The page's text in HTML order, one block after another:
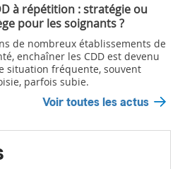
à répétition : stratégie ou
pour les soignants ?
de nombreux établissements de
enchaîner les CDD est devenu
situation fréquente, souvent
parfois subie.
Voir toutes les actus